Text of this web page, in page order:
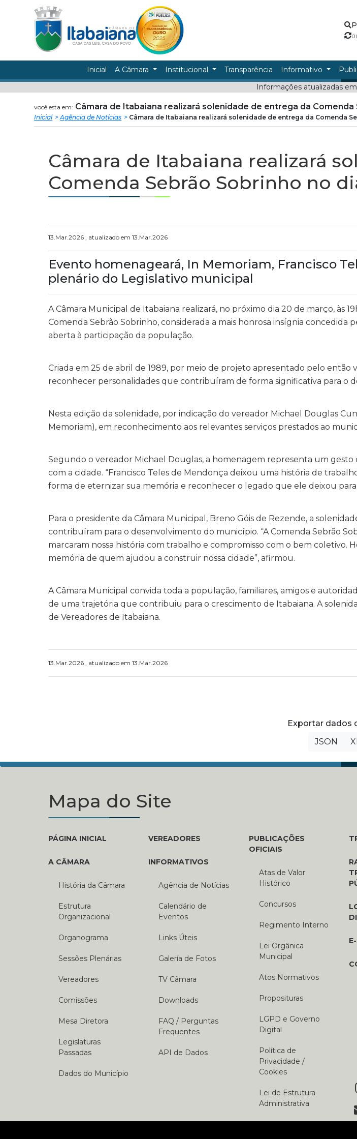
conteudo
Câmara
Municipal
de
Itabaiana
Inicial A Câmara Institucional Transparência Informativo
Informações atualizadas em
você esta em: Câmara de Itabaiana realizará solenidade de entrega da
Inicial Agência de Notícias Câmara de Itabaiana realizará solenidade de entrega da Comenda
Câmara de Itabaiana realizará
Comenda Sebrão Sobrinho no
13.Mar.2026 , atualizado em 13.Mar.2026
Evento homenageará, In Memoriam, Francisco
plenário do Legislativo municipal
A Câmara Municipal de Itabaiana realizará, no próximo dia 20 de março, às
Comenda Sebrão Sobrinho, considerada a mais honrosa insígnia
aberta à participação da população.
Criada em 25 de abril de 1989, por meio de projeto apresentado pelo
reconhecer personalidades que contribuíram de forma significativa para o
Nesta edição da solenidade, por indicação do vereador Michael Douglas
Memoriam), em reconhecimento aos relevantes serviços prestados ao
Segundo o vereador Michael Douglas, a homenagem representa um
com a cidade. “Francisco Teles de Mendonça deixou uma história de
forma de eternizar sua memória e reconhecer o legado que ele deixou para
Para o presidente da Câmara Municipal, Breno Góis de Rezende, a
contribuíram para o desenvolvimento do município. “A Comenda Sebrão
marcaram nossa história com trabalho e compromisso com o bem coletivo.
memória de quem ajudou a construir nossa cidade”, afirmou.
A Câmara Municipal convida toda a população, familiares, amigos e
de uma trajetória que contribuiu para o crescimento de Itabaiana. A
de Vereadores de Itabaiana.
13.Mar.2026 , atualizado em 13.Mar.2026
Exportar dados
JSON
Mapa do Site
PÁGINA INICIAL
A CÂMARA
História da Câmara
Estrutura
Organizacional
Organograma
Sessões Plenárias
Vereadores
Comissões
Mesa Diretora
Legislaturas
Passadas
Dados do Município
VEREADORES
INFORMATIVOS
Agência de Notícias
Calendário de
Eventos
Links Úteis
Galería de Fotos
TV Câmara
Downloads
FAQ / Perguntas
Frequentes
API de Dados
PUBLICAÇÕES
OFICIAIS
Atas de Valor
Histórico
Concursos
Regimento Interno
Lei Orgânica
Municipal
Atos Normativos
Proposituras
LGPD e Governo
Digital
Política de
Privacidade /
Cookies
Lei de Estrutura
Administrativa